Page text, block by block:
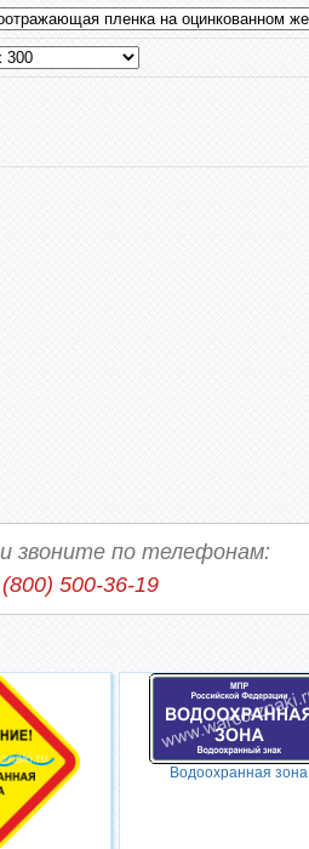
звоните по телефонам:
500-36-19
Водоохранная зона